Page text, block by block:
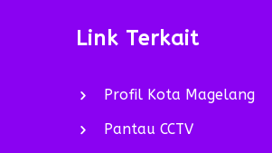
Link Terkait
Profil Kota Magelang
Pantau CCTV